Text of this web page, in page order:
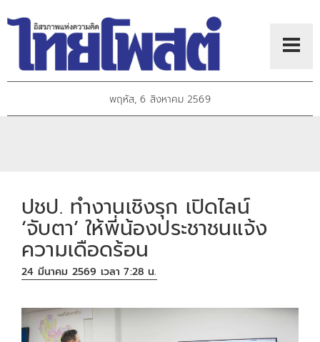
พฤหัส, 6 สิงหาคม 2569
ปชป. ทำงานเชิงรุก เปิดไลน์
‘จับตา’ ให้พี่น้องประชาชนแจ้ง
ความเดือดร้อน
24 มีนาคม 2569 เวลา 7:28 น.